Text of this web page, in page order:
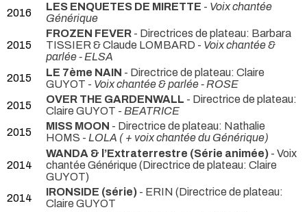
2016
LES ENQUETES DE MIRETTE - Voix chantée
Générique
2015
FROZEN FEVER - Directrices de plateau: Barbara
TISSIER & Claude LOMBARD - Voix chantée &
parlée - ELSA
2015
LE 7ème NAIN - Directrice de plateau: Claire
GUYOT - Voix chantée & parlée - ROSE
2015
OVER THE GARDENWALL - Directrice de plateau:
Claire GUYOT - BEATRICE
2015
MISS MOON - Directrice de plateau: Nathalie
HOMS - LOLA ( + voix chantée du Générique)
2014
WANDA & l’Extraterrestre (Série animée) - Voix
chantée Générique (Directrice de plateau: Claire
GUYOT)
2014
IRONSIDE (série) - ERIN (Directrice de plateau:
Claire GUYOT